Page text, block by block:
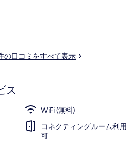
いてすぐ公共交通機関を利用できま
までは 9 分、地下鉄 デュポン サーク
の口コミをすべて表示
ス
WiFi (無料)
コネクティングルーム利用
可